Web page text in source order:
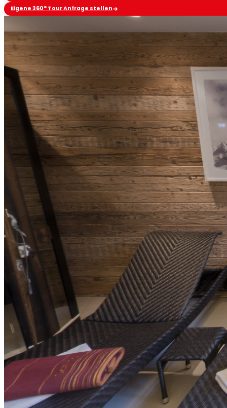
Eigene 360° Tour Anfrage stellen